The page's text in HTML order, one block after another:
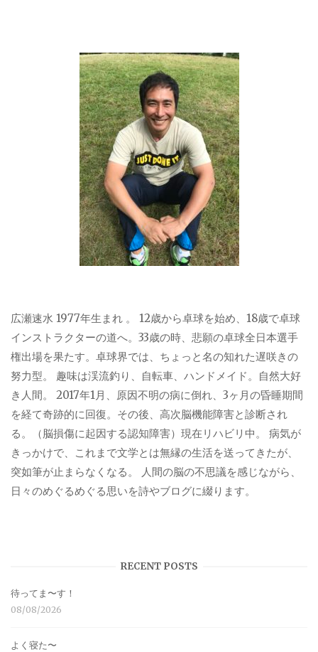
広瀬速水 1977年生まれ 。 12歳から卓球を始め、18歳で卓球
インストラクターの道へ。33歳の時、悲願の卓球全日本選手
権出場を果たす。卓球界では、ちょっと名の知れた遅咲きの
努力型。 趣味は渓流釣り、自転車、ハンドメイド。自然大好
き人間。 2017年1月、原因不明の病に倒れ、3ヶ月の昏睡期間
を経て奇跡的に回復。その後、高次脳機能障害と診断され
る。（脳損傷に起因する認知障害）現在リハビリ中。 病気が
きっかけで、これまで文学とは無縁の生活を送ってきたが、
突如筆が止まらなくなる。 人間の脳の不思議を感じながら、
日々のめぐるめぐる思いを詩やブログに綴ります。
RECENT POSTS
待ってま〜す！
08/08/2026
よく寝た〜